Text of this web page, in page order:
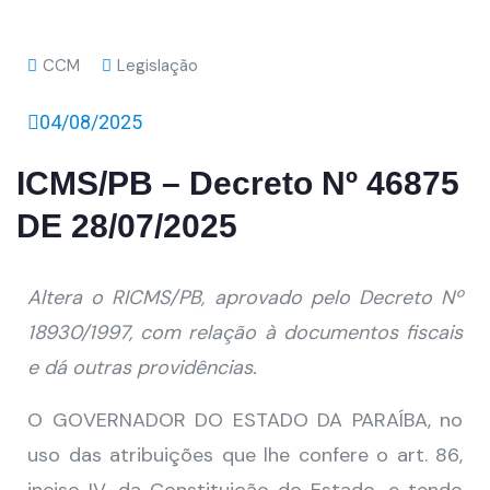
CCM Legislação
04/08/2025
ICMS/PB – Decreto Nº 46875
DE 28/07/2025
Altera o RICMS/PB, aprovado pelo Decreto Nº
18930/1997, com relação à documentos fiscais
e dá outras providências.
O GOVERNADOR DO ESTADO DA PARAÍBA, no
uso das atribuições que lhe confere o art. 86,